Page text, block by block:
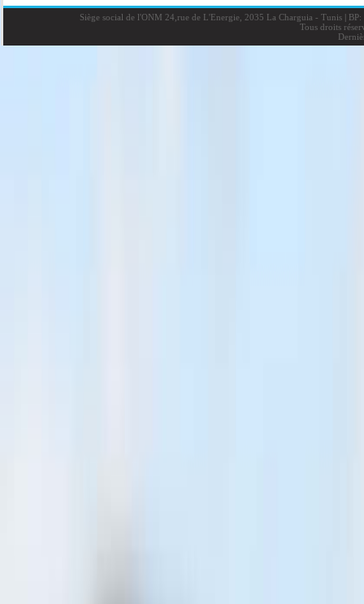
Siège social de l'ONM 24,rue de L'Energie, 2035 La Charguia - Tunis |BP:
Tous droits